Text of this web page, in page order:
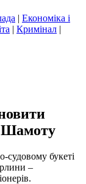
| Економіка і
| Кримінал |
Шамоту
букеті
–